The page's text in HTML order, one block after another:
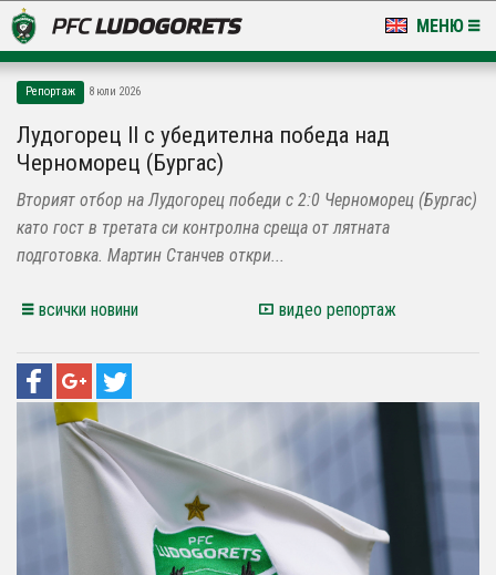
МЕНЮ
LUDOGORETS TV
НА ТЕРЕНА
СТАДИОН & БАЗИ
Репортаж 8 юли 2026
Лудогорец II с убедителна победа над
Черноморец (Бургас)
Вторият отбор на Лудогорец победи с 2:0 Черноморец (Бургас)
като гост в третата си контролна среща от лятната
подготовка. Мартин Станчев откри...
всички новини видео репортаж